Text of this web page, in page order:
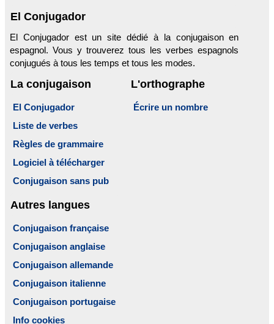
El Conjugador
El Conjugador est un site dédié à la conjugaison en
espagnol. Vous y trouverez tous les verbes espagnols
conjugués à tous les temps et tous les modes.
La conjugaison
El Conjugador
Liste de verbes
Règles de grammaire
Logiciel à télécharger
Conjugaison sans pub
L'orthographe
Écrire un nombre
Autres langues
Conjugaison française
Conjugaison anglaise
Conjugaison allemande
Conjugaison italienne
Conjugaison portugaise
Info cookies